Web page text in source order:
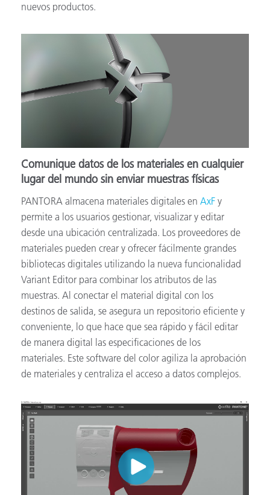
nuevos productos.
Comunique datos de los materiales en cualquier
lugar del mundo sin enviar muestras físicas
PANTORA almacena materiales digitales en AxF y
permite a los usuarios gestionar, visualizar y editar
desde una ubicación centralizada. Los proveedores de
materiales pueden crear y ofrecer fácilmente grandes
bibliotecas digitales utilizando la nueva funcionalidad
Variant Editor para combinar los atributos de las
muestras. Al conectar el material digital con los
destinos de salida, se asegura un repositorio eficiente y
conveniente, lo que hace que sea rápido y fácil editar
de manera digital las especificaciones de los
materiales. Este software del color agiliza la aprobación
de materiales y centraliza el acceso a datos complejos.